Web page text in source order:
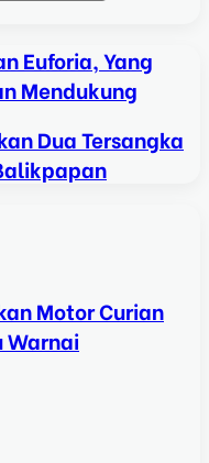
Euforia, Yang
Mendukung
Dua Tersangka
Motor Curian
Warnai